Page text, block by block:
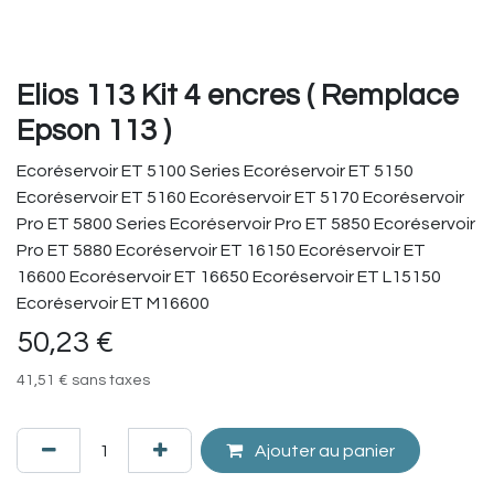
Elios 113 Kit 4 encres ( Remplace
Epson 113 )
Ecoréservoir ET 5100 Series Ecoréservoir ET 5150
Ecoréservoir ET 5160 Ecoréservoir ET 5170 Ecoréservoir
Pro ET 5800 Series Ecoréservoir Pro ET 5850 Ecoréservoir
Pro ET 5880 Ecoréservoir ET 16150 Ecoréservoir ET
16600 Ecoréservoir ET 16650 Ecoréservoir ET L15150
Ecoréservoir ET M16600
50,23 €
41,51 € sans taxes
Ajouter au panier